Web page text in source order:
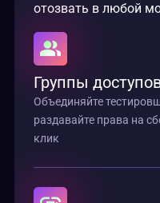
отозвать в любой
Группы
Объединяйте
раздавайте права на
клик